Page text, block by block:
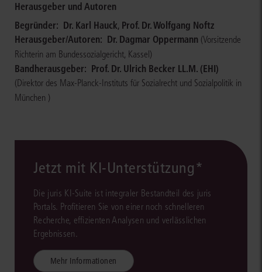
Herausgeber und Autoren
Begründer: Dr. Karl Hauck, Prof. Dr. Wolfgang Noftz
Herausgeber/Autoren: Dr. Dagmar Oppermann (Vorsitzende
Richterin am Bundessozialgericht, Kassel)
Bandherausgeber: Prof. Dr. Ulrich Becker LL.M. (EHI)
(Direktor des Max-Planck-Instituts für Sozialrecht und Sozialpolitik in
München )
Jetzt mit KI-Unterstützung*
Die juris KI-Suite ist integraler Bestandteil des juris
Portals. Profitieren Sie von einer noch schnelleren
Recherche, effizienten Analysen und verlässlichen
Ergebnissen.
Mehr Informationen